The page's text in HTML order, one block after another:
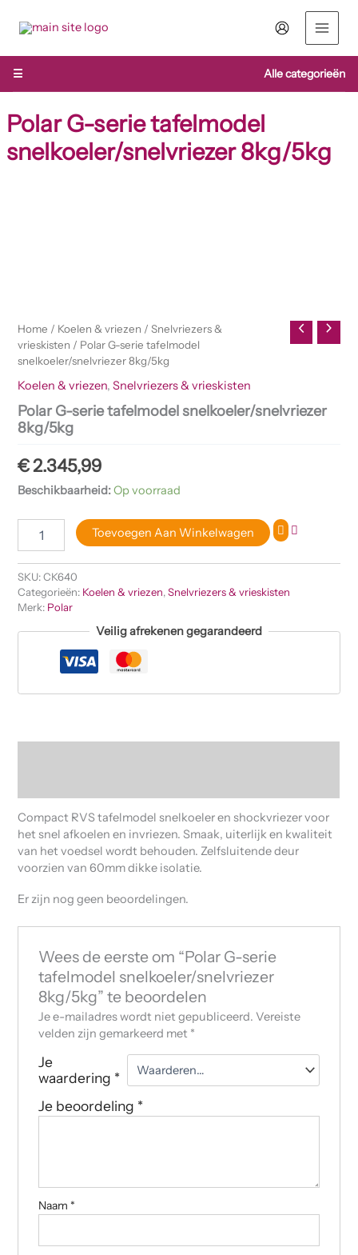
naar
inhoud
☰
Alle categorieën
Polar G-serie tafelmodel
snelkoeler/snelvriezer 8kg/5kg
Home / Koelen & vriezen /Snelvriezers &
vrieskisten / Polar G-serie tafelmodel
snelkoeler/snelvriezer 8kg/5kg
Koelen & vriezen,Snelvriezers & vrieskisten
Polar G-serie tafelmodel snelkoeler/snelvriezer
8kg/5kg
€2.345,99
Beschikbaarheid:Op voorraad
Toevoegen Aan Winkelwagen
SKU:CK640
Categorieën: Koelen & vriezen,Snelvriezers & vrieskisten
Merk: Polar
Veilig afrekenen gegarandeerd
Compact RVS tafelmodel snelkoeler en shockvriezer voor
het snel afkoelen en invriezen. Smaak, uiterlijk en kwaliteit
van het voedsel wordt behouden. Zelfsluitende deur
voorzien van 60mm dikke isolatie.
Er zijn nog geen beoordelingen.
Wees de eerste om “Polar G-serie
tafelmodel snelkoeler/snelvriezer
8kg/5kg” te beoordelen
Je e-mailadres wordt niet gepubliceerd. Vereiste
velden zijn gemarkeerd met *
Je
waardering *
Je beoordeling *
Naam *